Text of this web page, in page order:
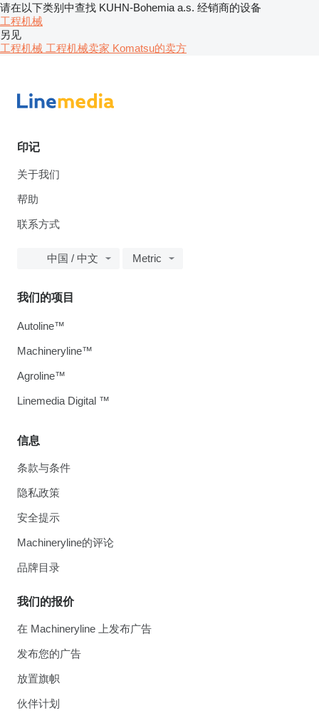
请在以下类别中查找 KUHN-Bohemia a.s. 经销商的设备
工程机械
另见
工程机械 工程机械卖家 Komatsu的卖方
印记
关于我们
帮助
联系方式
中国 / 中文 Metric
信息
条款与条件
隐私政策
安全提示
Machineryline的评论
品牌目录
我们的报价
在 Machineryline 上发布广告
发布您的广告
放置旗帜
伙伴计划
我们的项目
Autoline™
Machineryline™
Agroline™
Linemedia Digital ™